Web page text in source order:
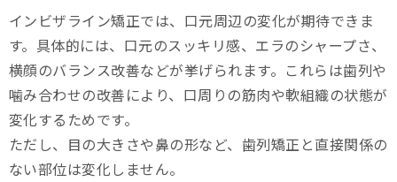
インビザライン矯正では、口元周辺の変化が期待できま
す。具体的には、口元のスッキリ感、エラのシャープさ、
横顔のバランス改善などが挙げられます。これらは歯列や
噛み合わせの改善により、口周りの筋肉や軟組織の状態が
変化するためです。
ただし、目の大きさや鼻の形など、歯列矯正と直接関係の
ない部位は変化しません。